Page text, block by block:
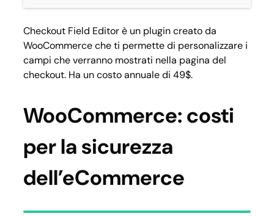
Checkout Field Editorè un plugin creato da
WooCommerce che ti permette di personalizzare i
campi che verranno mostrati nella pagina del
checkout. Ha un costo annuale di 49$.
WooCommerce: costi
per la sicurezza
dell’eCommerce